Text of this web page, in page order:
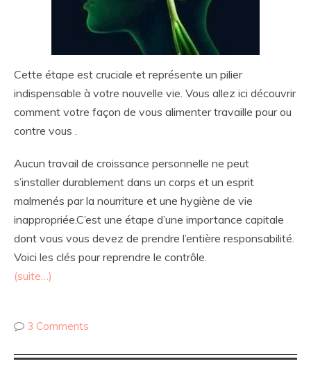
Cette étape est cruciale et représente un pilier
indispensable à votre nouvelle vie. Vous allez ici découvrir
comment votre façon de vous alimenter travaille pour ou
contre vous .
Aucun travail de croissance personnelle ne peut
s’installer durablement dans un corps et un esprit
malmenés par la nourriture et une hygiène de vie
inappropriée.C’est une étape d’une importance capitale
dont vous vous devez de prendre l’entière responsabilité.
Voici les clés pour reprendre le contrôle.
(suite…)
3 Comments